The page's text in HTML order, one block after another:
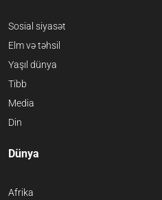
Sosial siyasət
Elm və təhsil
Yaşıl dünya
Tibb
Media
Din
Dünya
Afrika